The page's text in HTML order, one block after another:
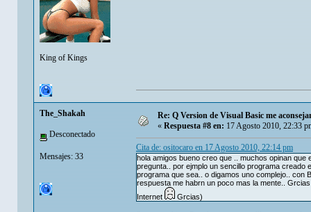
King of Kings
The_Shakah
Desconectado
Mensajes: 33
Re: Q Version de Visual Basic me
«Respuesta #8 en:17 Agosto 2010, 22:33
Cita de: ositocaro en 17 Agosto 2010, 22:14 pm
hola amigos bueno creo que .. muchos opinan
pregunta.. por ejmplo un sencillo programa
programa que sea.. o digamos uno complejo.. con
respuesta me habrn un poco mas la mente..
Internet
Grcias)